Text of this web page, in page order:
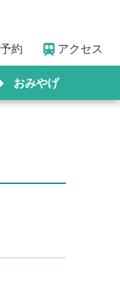
約 アクセス
おみやげ